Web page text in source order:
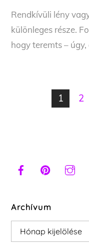
Rendkívüli lény
különleges része.
hogy teremts –
1 2
Archívum
Archívum